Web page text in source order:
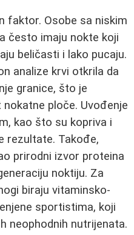
faktor. Osobe sa niskim
često imaju nokte koji
beličasti i lako pucaju.
analize krvi otkrila da
granice, što je
ploče. Uvođenje
kao što su kopriva i
rezultate. Takođe,
prirodni izvor proteina
noktiju. Za
biraju vitaminsko-
sportistima, koji
neophodnih nutrijenata.